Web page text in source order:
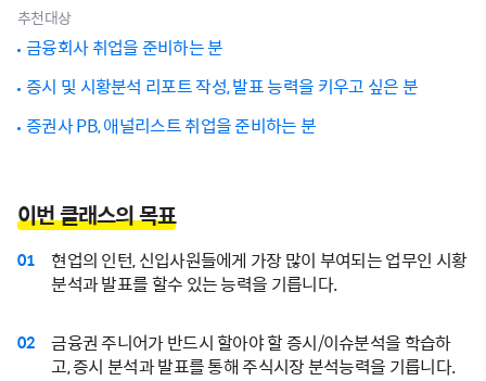
추천대상
금융회사 취업을 준비하는 분
증시 및 시황분석 리포트 작성, 발표 능력을 키우고 싶은 분
증권사 PB, 애널리스트 취업을 준비하는 분
이번 클래스의 목표
01
현업의 인턴, 신입사원들에게 가장 많이 부여되는 업무인 시황
분석과 발표를 할수 있는 능력을 기릅니다.
02
금융권 주니어가 반드시 할아야 할 증시/이슈분석을 학습하
고, 증시 분석과 발표를 통해 주식시장 분석능력을 기릅니다.